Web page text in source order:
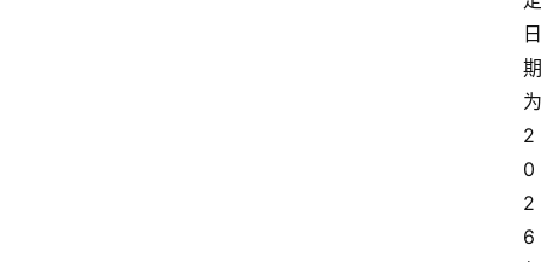
日
期
为
2
0
2
6